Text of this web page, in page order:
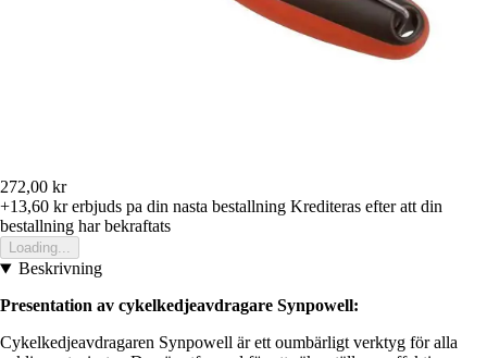
272,00 kr
+13,60 krerbjuds pa din nasta bestallning Krediteras efter att din
bestallning har bekraftats
Loading...
Beskrivning
Presentation av cykelkedjeavdragare Synpowell:
Cykelkedjeavdragaren Synpowell är ett oumbärligt verktyg för alla